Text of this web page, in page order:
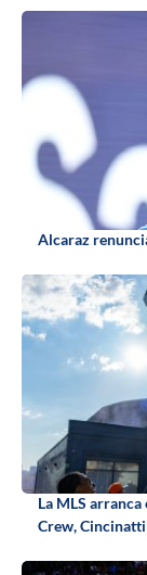
Alcaraz
La MLS
Crew,